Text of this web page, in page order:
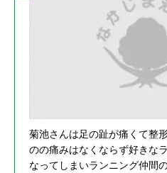
菊池さんは足の趾が痛くて整
のの痛みはなくならず好きな
なってしまいランニング仲間